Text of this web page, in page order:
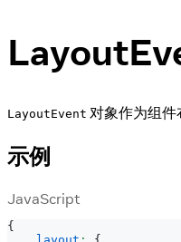
LayoutEvent 对象作为组
示例
JavaScript
{